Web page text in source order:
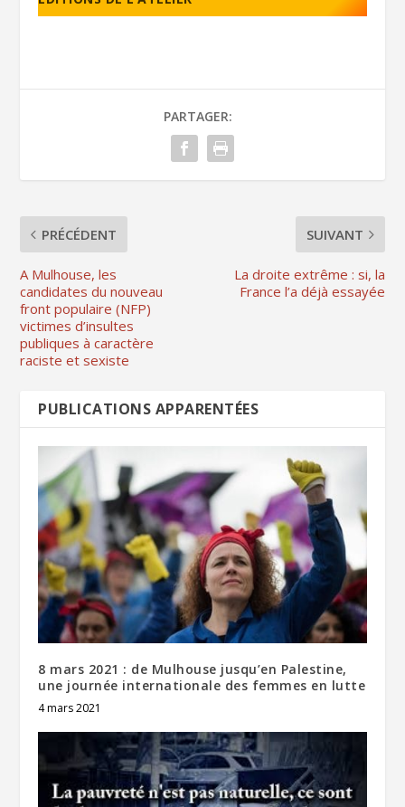
PARTAGER:
PRÉCÉDENT
A Mulhouse, les
candidates du nouveau
front populaire (NFP)
victimes d’insultes
publiques à caractère
raciste et sexiste
SUIVANT
La droite extrême : si, la
France l’a déjà essayée
PUBLICATIONS APPARENTÉES
8 mars 2021 : de Mulhouse jusqu’en Palestine,
une journée internationale des femmes en lutte
4 mars 2021